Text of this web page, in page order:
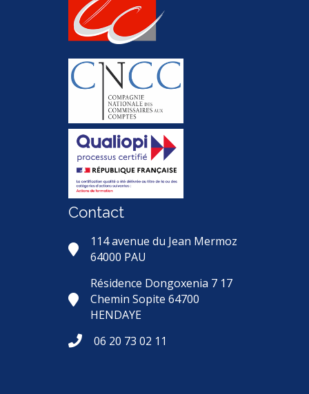
Contact
114 avenue du Jean Mermoz
64000 PAU
Résidence Dongoxenia 7 17
Chemin Sopite 64700
HENDAYE
06 20 73 02 11